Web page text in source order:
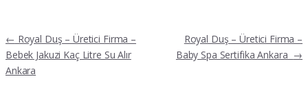
Yazı
gezinmesi
← Royal Duş – Üretici Firma –
Bebek Jakuzi Kaç Litre Su Alır
Ankara
Royal Duş – Üretici Firma –
Baby Spa Sertifika Ankara →